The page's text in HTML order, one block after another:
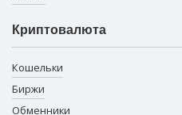
Криптовалюта
Кошельки
Биржи
Обменники